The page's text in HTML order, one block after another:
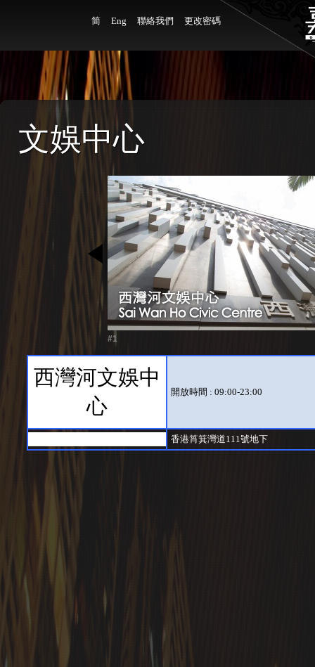
简 Eng 聯絡我們 更改密碼
文娛中心
#1
西灣河文娛中
心
開放時間 : 09:00-23:00
香港筲箕灣道111號地下